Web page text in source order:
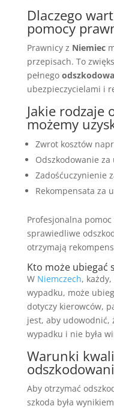
Dlaczego
pomocy
Prawnicy z Niemiec
przepisach. To
pełnego
ubezpieczycielami i
Jakie rodzaje
możemy
Zwrot kosztów
Odszkodowanie
Zadośćuczynienie
Rekompensata za
Profesjonalna pomoc
sprawiedliwe
otrzymają
Kto może ubiegać
W Niemczech,
wypadku, może
dotyczy kierowców,
jest, aby udowodnić,
wypadku i nie była
Warunki
Aby otrzymać
szkoda była